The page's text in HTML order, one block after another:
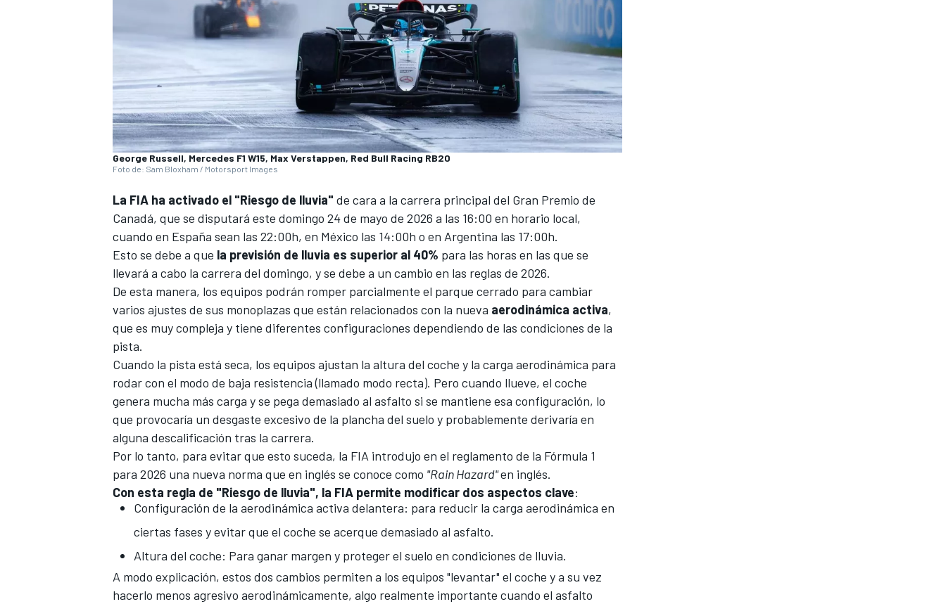
George Russell, Mercedes F1 W15, Max Verstappen, Red Bull Racing RB20
Foto de: Sam Bloxham / Motorsport Images
La FIA ha activado el "Riesgo de lluvia" de cara a la carrera principal del Gran Premio de
Canadá, que se disputará este domingo 24 de mayo de 2026 a las 16:00 en horario local,
cuando en España sean las 22:00h, en México las 14:00h o en Argentina las 17:00h.
Esto se debe a que la previsión de lluvia es superior al 40% para las horas en las que se
llevará a cabo la carrera del domingo, y se debe a un cambio en las reglas de 2026.
De esta manera, los equipos podrán romper parcialmente el parque cerrado para cambiar
varios ajustes de sus monoplazas que están relacionados con la nueva aerodinámica activa,
que es muy compleja y tiene diferentes configuraciones dependiendo de las condiciones de la
pista.
Cuando la pista está seca, los equipos ajustan la altura del coche y la carga aerodinámica para
rodar con el modo de baja resistencia (llamado modo recta). Pero cuando llueve, el coche
genera mucha más carga y se pega demasiado al asfalto si se mantiene esa configuración, lo
que provocaría un desgaste excesivo de la plancha del suelo y probablemente derivaría en
alguna descalificación tras la carrera.
Por lo tanto, para evitar que esto suceda, la FIA introdujo en el reglamento de la Fórmula 1
para 2026 una nueva norma que en inglés se conoce como "Rain Hazard"en inglés.
Con esta regla de "Riesgo de lluvia", la FIA permite modificar dos aspectos clave:
Configuración de la aerodinámica activa delantera: para reducir la carga aerodinámica en
ciertas fases y evitar que el coche se acerque demasiado al asfalto.
Altura del coche: Para ganar margen y proteger el suelo en condiciones de lluvia.
A modo explicación, estos dos cambios permiten a los equipos "levantar" el coche y a su vez
hacerlo menos agresivo aerodinámicamente, algo realmente importante cuando el asfalto